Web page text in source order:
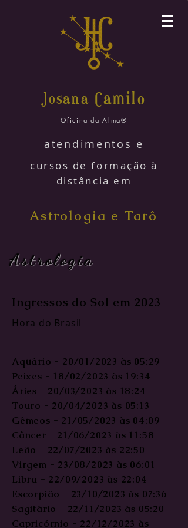
Josana Camilo
Oficina da Alma®
atendimentos e
cursos de formação à
distância em
Astrologia e Tarô
Astrologia
Ingressos do Sol em 2023
Hora do Brasil
Aquário - 20/01/2023 às 05:29
Peixes - 18/02/2023 às 19:34
Áries - 20/03/2023 às 18:24
Touro - 20/04/2023 às 05:13
Gêmeos - 21/05/2023 às 04:09
Câncer - 21/06/2023 às 11:58
Leão - 22/07/2023 às 22:50
Virgem - 23/08/2023 às 06:01
Libra - 22/09/2023 às 22:04
Escorpião - 23/10/2023 às 07:36
Sagitário - 22/11/2023 às 05:20
Capricórnio - 22/12/2023 às